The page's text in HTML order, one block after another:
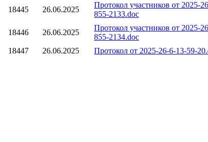
18445 26.06.2025
Протокол участников от 2025-
855-2133.doc
18446 26.06.2025
Протокол участников от 2025-
855-2134.doc
18447 26.06.2025 Протокол от 2025-26-6-13-59-